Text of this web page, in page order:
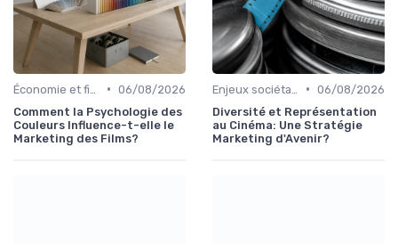
• 06/08/2026
Comment la Psychologie des
Couleurs Influence-t-elle le
Marketing des Films?
• 06/08/2026
Diversité et Représentation
au Cinéma: Une Stratégie
Marketing d'Avenir?